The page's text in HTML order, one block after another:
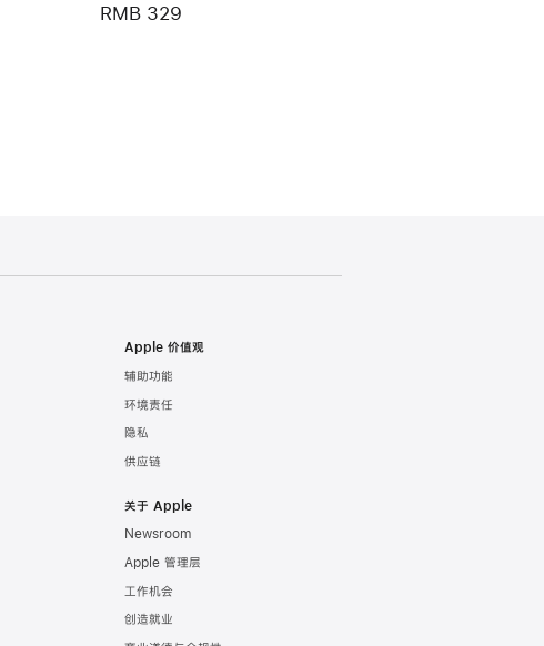
RMB 329
Apple 价值观
辅助功能
环境责任
隐私
供应链
关于 Apple
Newsroom
Apple 管理层
工作机会
创造就业